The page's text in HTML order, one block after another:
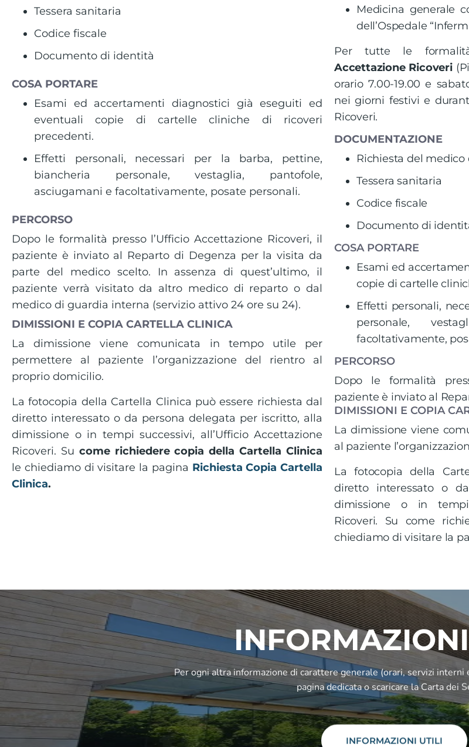
Tessera sanitaria
Codice fiscale
Documento di identità
COSA PORTARE
Esami ed accertamenti diagnostici già eseguiti ed
eventuali copie di cartelle cliniche di ricoveri
precedenti.
Effetti personali, necessari per la barba, pettine,
biancheria personale, vestaglia, pantofole,
asciugamani e facoltativamente, posate personali.
PERCORSO
Dopo le formalità presso l’Ufficio Accettazione Ricoveri, il
paziente è inviato al Reparto di Degenza per la visita da
parte del medico scelto. In assenza di quest’ultimo, il
paziente verrà visitato da altro medico di reparto o dal
medico di guardia interna (servizio attivo 24 ore su 24).
DIMISSIONI E COPIA CARTELLA CLINICA
La dimissione viene comunicata in tempo utile per
permettere al paziente l’organizzazione del rientro al
proprio domicilio.
La fotocopia della Cartella Clinica può essere richiesta dal
diretto interessato o da persona delegata per iscritto, alla
dimissione o in tempi successivi, all’Ufficio Accettazione
Ricoveri. Su come richiedere copia della Cartella Clinica
le chiediamo di visitare la pagina Richiesta Copia Cartella
Clinica.
Medicina generale
dell’Ospedale
Per tutte le
Accettazione Ricoveri
orario 7.00-19.00 e
nei giorni festivi e
Ricoveri.
DOCUMENTAZIONE
Richiesta del
Tessera sanitaria
Codice fiscale
Documento di
COSA PORTARE
Esami ed
copie di cartelle
Effetti personali,
personale,
facoltativamente,
PERCORSO
Dopo le formalità
paziente è inviato al
DIMISSIONI E COPIA
La dimissione viene
al paziente
La fotocopia della
diretto interessato o
dimissione o in tempi
Ricoveri. Su come
chiediamo di visitare la
Per ogni altra informazione di carattere generale (orari, servizi
pagina dedicata o scaricare la Carta dei
INFORMAZIONI UTILI